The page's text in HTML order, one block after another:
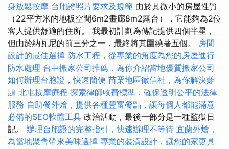
身放鬆按摩 台胞證照片要求及規範 由於其微小的房屋性質
（22平方米的地板空間6m2畫廊8m2露台），它能夠為2位
客人提供舒適的住所。 我最初計劃為傳記提供四個半星，
但由於納瓦尼的前三分之一，最終將其圍繞著五個。 房間
設計的最佳選擇 防水工程，從專業的角度為您的房屋進行
防水處理 台中搬家公司推薦，為你介紹當地優質搬家公司
如何辦理台胞證，快速簡便 苗栗地區徵信社，為你解決難
題 北屯按摩療程 探索律師收費標準，確保透明公平的法律
服務 自助餐外燴，提供各種豐富餐點，讓每個人都能滿意
必備的SEO軟體工具 政治活動，最後一部分是一種監獄日
記。 辦理台胞證的完整指引，快速辦理不等待 宜蘭外燴，
為當地聚會帶來美味選擇 專業的裝潢設計，讓您的家更具